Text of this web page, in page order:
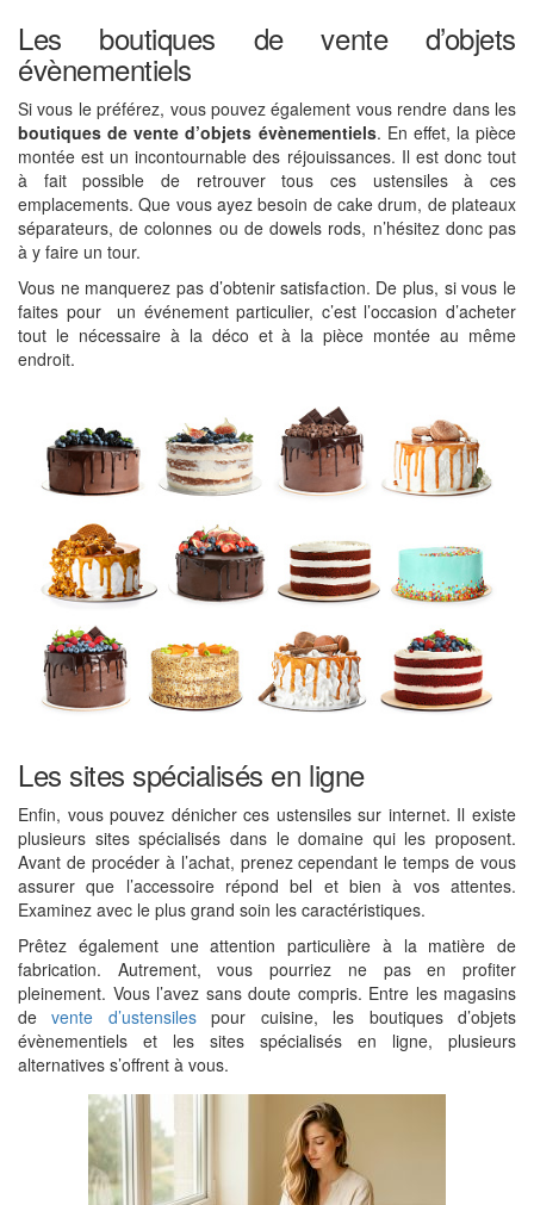
Les boutiques de vente d’objets
évènementiels
Si vous le préférez, vous pouvez également vous rendre dans les
boutiques de vente d’objets évènementiels. En effet, la pièce
montée est un incontournable des réjouissances. Il est donc tout
à fait possible de retrouver tous ces ustensiles à ces
emplacements. Que vous ayez besoin de cake drum, de plateaux
séparateurs, de colonnes ou de dowels rods, n’hésitez donc pas
à y faire un tour.
Vous ne manquerez pas d’obtenir satisfaction. De plus, si vous le
faites pour un événement particulier, c’est l’occasion d’acheter
tout le nécessaire à la déco et à la pièce montée au même
endroit.
Les sites spécialisés en ligne
Enfin, vous pouvez dénicher ces ustensiles sur internet. Il existe
plusieurs sites spécialisés dans le domaine qui les proposent.
Avant de procéder à l’achat, prenez cependant le temps de vous
assurer que l’accessoire répond bel et bien à vos attentes.
Examinez avec le plus grand soin les caractéristiques.
Prêtez également une attention particulière à la matière de
fabrication. Autrement, vous pourriez ne pas en profiter
pleinement. Vous l’avez sans doute compris. Entre les magasins
devente d’ustensilespour cuisine, les boutiques d’objets
évènementiels et les sites spécialisés en ligne, plusieurs
alternatives s’offrent à vous.